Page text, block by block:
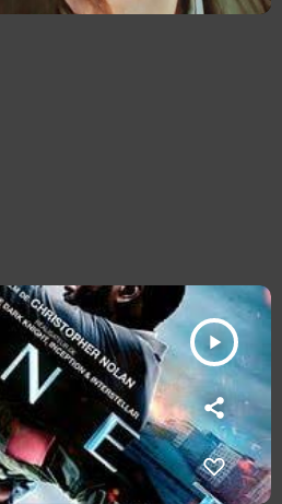
play_arrow